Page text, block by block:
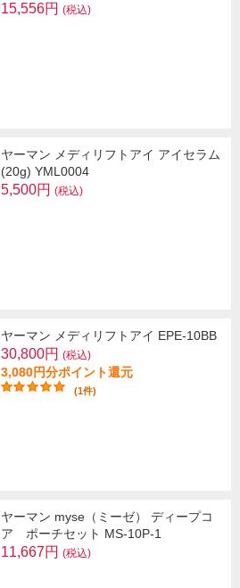
15,556円 (税込)
ヤーマン メディリフトアイ アイセラム
(20g) YML0004
5,500円 (税込)
ヤーマン メディリフトアイ EPE-10BB
30,800円 (税込)
3,080円分ポイント還元
(1件)
ヤーマン myse（ミーゼ） ディープコ
ア ポーチセット MS-10P-1
11,667円 (税込)